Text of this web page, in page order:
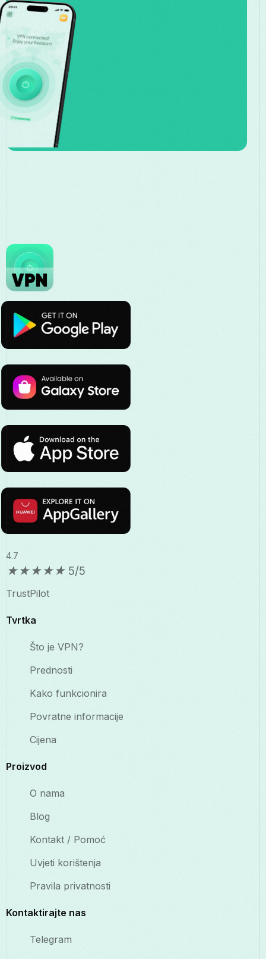
4.7
★★★★★ 5/5
TrustPilot
Tvrtka
Što je VPN?
Prednosti
Kako funkcionira
Povratne informacije
Cijena
Proizvod
O nama
Blog
Kontakt / Pomoć
Uvjeti korištenja
Pravila privatnosti
Kontaktirajte nas
Telegram